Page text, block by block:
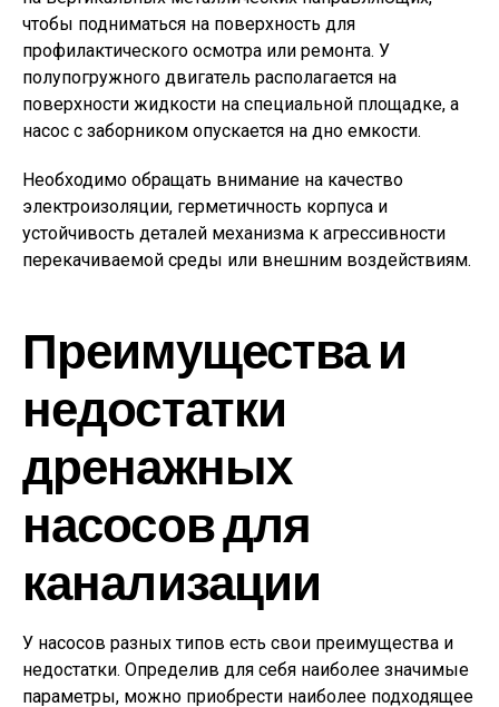
чтобы подниматься на поверхность для
профилактического осмотра или ремонта. У
полупогружного двигатель располагается на
поверхности жидкости на специальной площадке, а
насос с заборником опускается на дно емкости.
Необходимо обращать внимание на качество
электроизоляции, герметичность корпуса и
устойчивость деталей механизма к агрессивности
перекачиваемой среды или внешним воздействиям.
Преимущества и
недостатки
дренажных
насосов для
канализации
У насосов разных типов есть свои преимущества и
недостатки. Определив для себя наиболее значимые
параметры, можно приобрести наиболее подходящее